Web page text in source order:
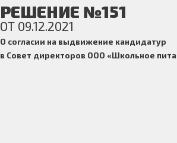
РЕШЕНИЕ №151
ОТ 09.12.2021
О согласии на выдвижение кандидатур
в Совет директоров ООО «Школьное